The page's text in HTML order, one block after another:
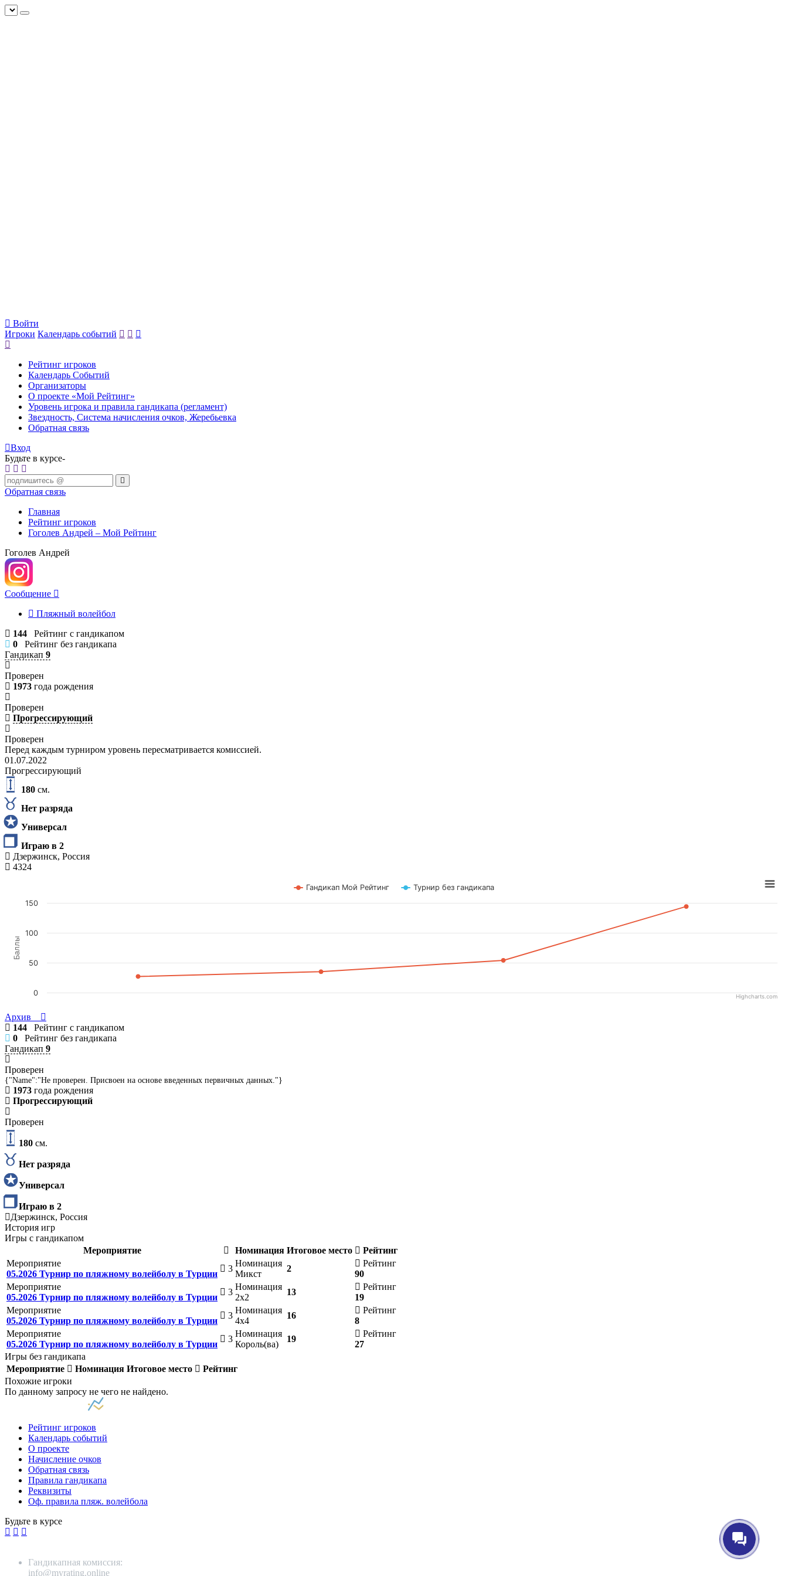
Войти
Игроки Календарь событий
Рейтинг игроков
Календарь Событий
Организаторы
О проекте «Мой Рейтинг»
Уровень игрока и правила гандикапа (регламент)
Звездность, Система начисления очков, Жеребьевка
Обратная связь
Вход
Будьте в курсе-
Обратная связь
Главная
Рейтинг игроков
Гоголев Андрей – Мой Рейтинг
Гоголев Андрей
Сообщение
Пляжный волейбол
144 Рейтинг с гандикапом
0 Рейтинг без гандикапа
Гандикап 9
Проверен
1973 года рождения
Проверен
Прогрессирующий
Проверен
Перед каждым турниром уровень пересматривается комиссией.
01.07.2022
Прогрессирующий
180 см.
Нет разряда
Универсал
Играю в 2
Дзержинск, Россия
4324
Баллы
Гандикап Мой Рейтинг Турнир без гандикапа
0
50
100
150
Highcharts.com
Архив
144 Рейтинг с гандикапом
0 Рейтинг без гандикапа
Гандикап 9
Проверен
{"Name":"Не проверен. Присвоен на основе введенных первичных данных."}
1973 года рождения
Прогрессирующий
Проверен
180 см.
Нет разряда
Универсал
Играю в 2
Дзержинск, Россия
История игр
Игры с гандикапом
Мероприятие
Номинация Итоговое место
Рейтинг
Мероприятие
05.2026 Турнир по пляжному волейболу в Турции
3
Номинация
Микст
2
Рейтинг
90
Мероприятие
05.2026 Турнир по пляжному волейболу в Турции
3
Номинация
2х2
13
Рейтинг
19
Мероприятие
05.2026 Турнир по пляжному волейболу в Турции
3
Номинация
4х4
16
Рейтинг
8
Мероприятие
05.2026 Турнир по пляжному волейболу в Турции
3
Номинация
Король(ва)
19
Рейтинг
27
Игры без гандикапа
Мероприятие
Номинация Итоговое место
Рейтинг
Похожие игроки
По данному запросу не чего не найдено.
Рейтинг игроков
Календарь событий
О проекте
Начисление очков
Обратная связь
Правила гандикапа
Реквизиты
Оф. правила пляж. волейбола
Будьте в курсе
Гандикапная комиссия:
info@myrating.online